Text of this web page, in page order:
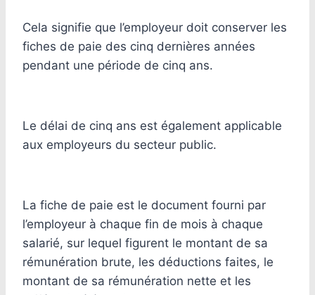
Cela signifie que l’employeur doit conserver les
fiches de paie des cinq dernières années
pendant une période de cinq ans.
Le délai de cinq ans est également applicable
aux employeurs du secteur public.
La fiche de paie est le document fourni par
l’employeur à chaque fin de mois à chaque
salarié, sur lequel figurent le montant de sa
rémunération brute, les déductions faites, le
montant de sa rémunération nette et les